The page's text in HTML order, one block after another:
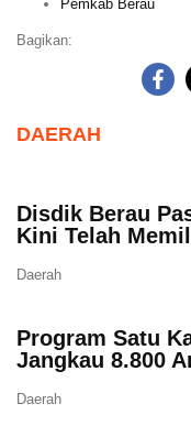
Pemkab Berau
Bagikan:
DAERAH
Disdik Berau
Kini Telah
Daerah
Program Satu
Jangkau 8.800
Daerah